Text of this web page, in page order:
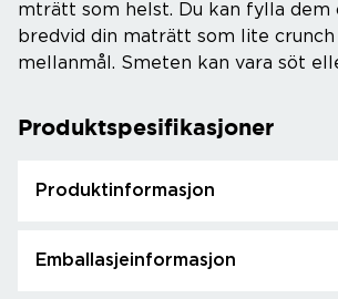
mträtt som helst. Du kan fylla dem
bredvid din maträtt som lite
mellanmål. Smeten kan vara söt
Produktspesifikasjoner
Produktinformasjon
Emballasjeinformasjon